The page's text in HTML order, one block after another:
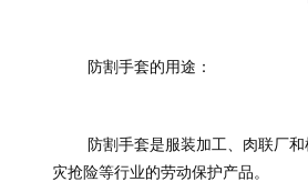
	防割手套的用途：
灾抢险等行业的劳动保护产品。